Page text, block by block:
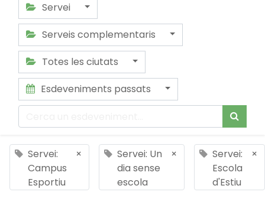
Servei
Serveis complementaris
Totes les ciutats
Esdeveniments passats
Servei:
Campus
Esportiu
×
Servei: Un
dia sense
escola
×
Servei:
Escola
d'Estiu
×